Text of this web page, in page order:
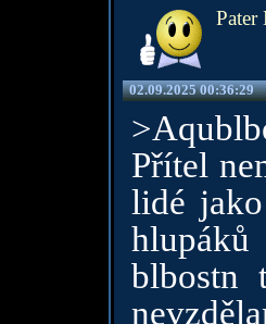
Pater
02.09.2025 00:36:29
Přítel
lidé
blbostn